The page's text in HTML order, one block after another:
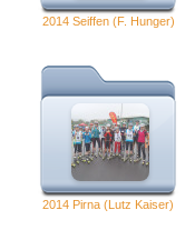
2014 Seiffen (F. Hunger)
2014 Pirna (Lutz Kaiser)